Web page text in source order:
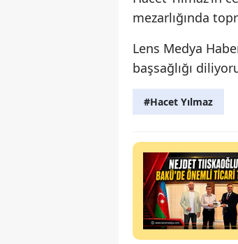
mezarlığında
Lens Medya
başsağlığı
#Hacet Yılmaz